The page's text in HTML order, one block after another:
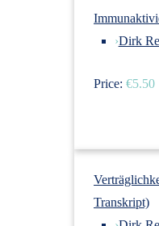
›Dirk
Price: €5.50
Transkript)